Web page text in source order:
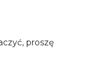
proszę